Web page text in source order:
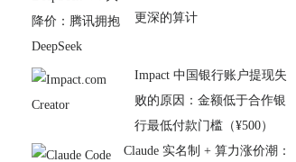
更深的算计
Impact 中国银行账户提现失
败的原因：金额低于合作银
行最低付款门槛（¥500）
Claude 实名制 + 算力涨价潮：